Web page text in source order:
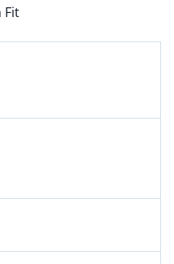
Fit
Modern Fit. für